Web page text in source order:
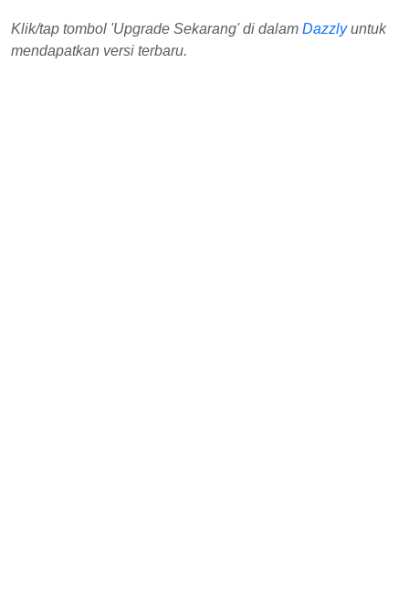
Klik/tap tombol 'Upgrade Sekarang' di dalam Dazzlyuntuk
mendapatkan versi terbaru.